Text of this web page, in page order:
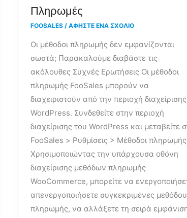
Πληρωμές
FOOSALES / ΑΦΉΣΤΕ ΈΝΑ ΣΧΌΛΙΟ
Οι μέθοδοι πληρωμής δεν εμφανίζονται
σωστά; Παρακαλούμε διαβάστε τις
ακόλουθες Συχνές Ερωτήσεις Οι μέθοδοι
πληρωμής FooSales μπορούν να
διαχειριστούν από την περιοχή διαχείρισης
WordPress. Συνδεθείτε στην περιοχή
διαχείρισης του WordPress και μεταβείτε
FooSales > Ρυθμίσεις > Μέθοδοι
Χρησιμοποιώντας την υπάρχουσα οθόνη
διαχείρισης μεθόδων πληρωμής
WooCommerce, μπορείτε να
απενεργοποιήσετε συγκεκριμένες
πληρωμής, να αλλάξετε τη σειρά
Πληρωμές